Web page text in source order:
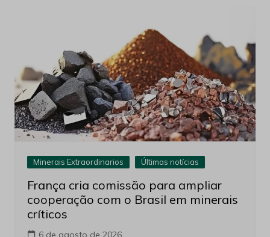
Minerais Extraordinarios Últimas notícias
França cria comissão para ampliar
cooperação com o Brasil em minerais
críticos
6 de agosto de 2026